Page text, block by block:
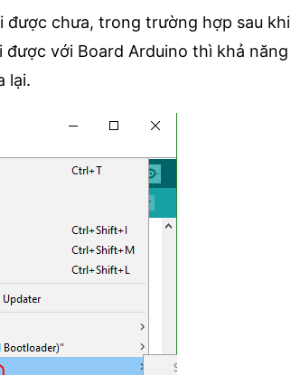
được chưa, trong trường hợp sau khi
với Board Arduino thì khả năng
lại.